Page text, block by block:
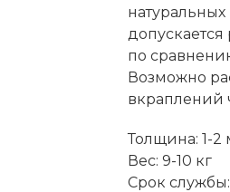
допускается
по
Возможно
вкраплений
Толщина: 1-2
Вес: 9-10 кг
Срок